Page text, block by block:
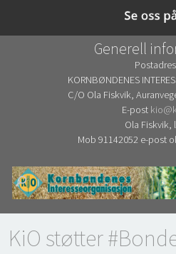
Generell
KORNBØNDENES
C/O Ola Fiskvik,
E-post
Ola Fiskvik,
Mob 91142052 e-post
KiO støtter